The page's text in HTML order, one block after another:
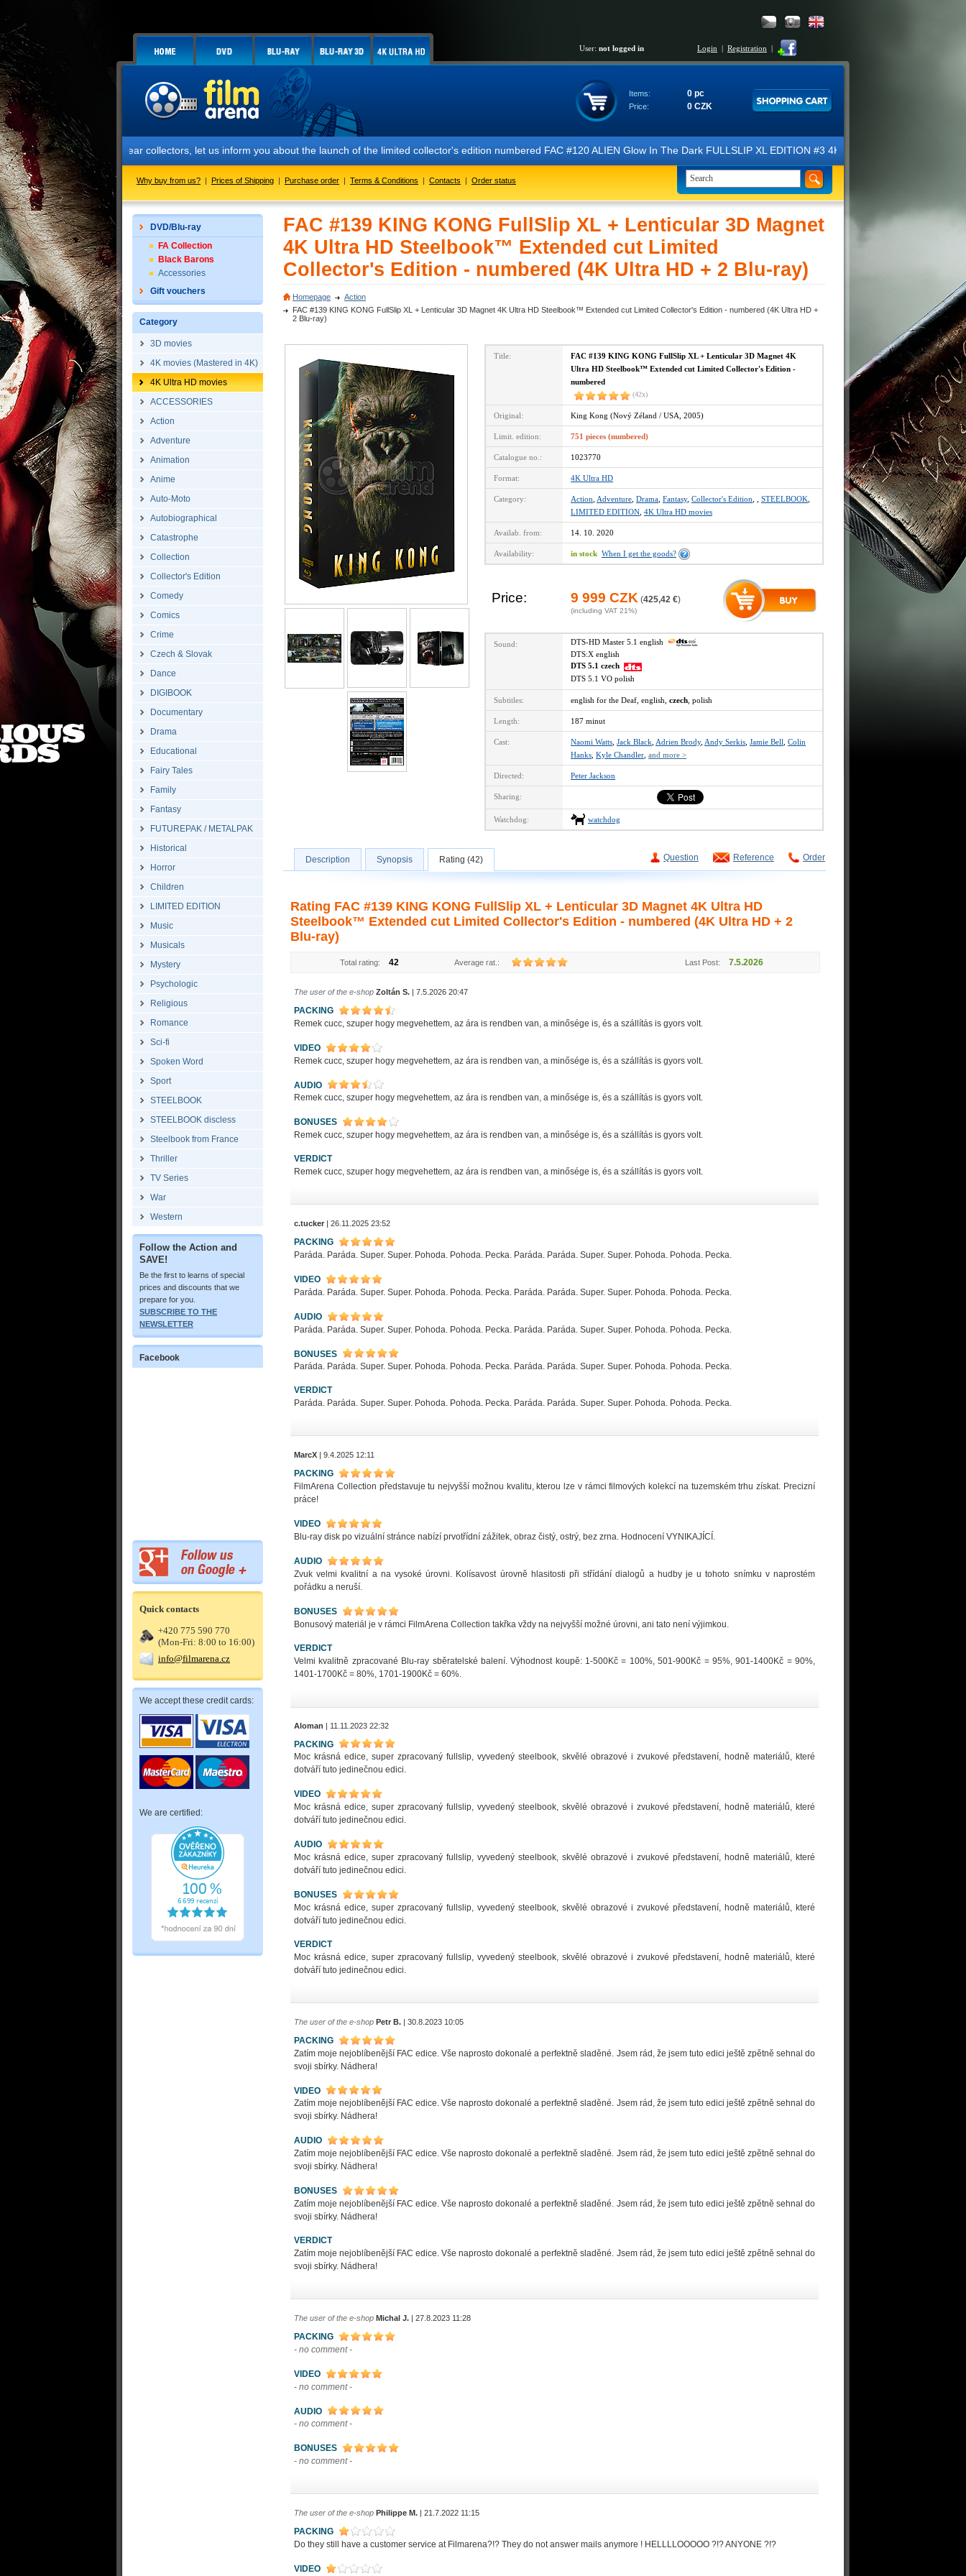
User: not logged in Login | Registration |
Items: 0 pc
Price: 0 CZK
Dear collectors, let us inform you about the launch of the limited collector's edition numbered FAC #120 ALIEN Glow In The Dark FULLSLIP XL EDITION #3 4K Ultra HD Steelbook™ (2 Blu-ray). We
Why buy from us? | Prices of Shipping | Purchase order | Terms & Conditions | Contacts | Order status
DVD/Blu-ray
FA Collection
Black Barons
Accessories
Gift vouchers
Category
3D movies
4K movies (Mastered in 4K)
4K Ultra HD movies
ACCESSORIES
Action
Adventure
Animation
Anime
Auto-Moto
Autobiographical
Catastrophe
Collection
Collector's Edition
Comedy
Comics
Crime
Czech & Slovak
Dance
DIGIBOOK
Documentary
Drama
Educational
Fairy Tales
Family
Fantasy
FUTUREPAK / METALPAK
Historical
Horror
Children
LIMITED EDITION
Music
Musicals
Mystery
Psychologic
Religious
Romance
Sci-fi
Spoken Word
Sport
STEELBOOK
STEELBOOK discless
Steelbook from France
Thriller
TV Series
War
Western
Follow the Action and
SAVE!
Be the first to learns of special
prices and discounts that we
prepare for you.
SUBSCRIBE TO THE
NEWSLETTER
Facebook
Quick contacts
+420 775 590 770
(Mon-Fri: 8:00 to 16:00)
info@filmarena.cz
We accept these credit cards:
We are certified:
FAC #139 KING KONG FullSlip XL + Lenticular 3D Magnet
4K Ultra HD Steelbook™ Extended cut Limited
Collector's Edition - numbered (4K Ultra HD + 2 Blu-ray)
Homepage
Action
FAC #139 KING KONG FullSlip XL + Lenticular 3D Magnet 4K Ultra HD Steelbook™ Extended cut Limited Collector's Edition - numbered (4K Ultra HD +
2 Blu-ray)
Title:
FAC #139 KING KONG FullSlip XL + Lenticular 3D Magnet 4K
Ultra HD Steelbook™ Extended cut Limited Collector's Edition -
numbered
(42x)
Original: King Kong (Nový Zéland / USA, 2005)
Limit. edition: 751 pieces (numbered)
Catalogue no.: 1023770
Format: 4K Ultra HD
Category: Action Adventure Drama Fantasy, Collector's Edition STEELBOOK
LIMITED EDITION 4K Ultra HD movies
Availab. from: 14. 10. 2020
Availability: in stock When I get the goods?
Price: 9 999 CZK (425,42 €)
(including VAT 21%)
Sound:
DTS-HD Master 5.1 english
DTS:X english
DTS 5.1 czech
DTS 5.1 VO polish
Subtitles: english for the Deaf, english, czech , polish
Length: 187 minut
Cast: Naomi Watts Jack Black Adrien Brody, Andy Serkis Jamie Bell Colin
Hanks Kyle Chandler and more >
Directed: Peter Jackson
Sharing:
Watchdog: watchdog
Question Reference Order
Description Synopsis Rating (42)
Rating FAC #139 KING KONG FullSlip XL + Lenticular 3D Magnet 4K Ultra HD
Steelbook™ Extended cut Limited Collector's Edition - numbered (4K Ultra HD + 2
Blu-ray)
Total rating: 42 Average rat.: Last Post: 7.5.2026
The user of the e-shop Zoltán S. | 7.5.2026 20:47
PACKING
Remek cucc, szuper hogy megvehettem, az ára is rendben van, a minősége is, és a szállítás is gyors volt.
VIDEO
Remek cucc, szuper hogy megvehettem, az ára is rendben van, a minősége is, és a szállítás is gyors volt.
AUDIO
Remek cucc, szuper hogy megvehettem, az ára is rendben van, a minősége is, és a szállítás is gyors volt.
BONUSES
Remek cucc, szuper hogy megvehettem, az ára is rendben van, a minősége is, és a szállítás is gyors volt.
VERDICT
Remek cucc, szuper hogy megvehettem, az ára is rendben van, a minősége is, és a szállítás is gyors volt.
c.tucker | 26.11.2025 23:52
PACKING
Paráda. Paráda. Super. Super. Pohoda. Pohoda. Pecka. Paráda. Paráda. Super. Super. Pohoda. Pohoda. Pecka.
VIDEO
Paráda. Paráda. Super. Super. Pohoda. Pohoda. Pecka. Paráda. Paráda. Super. Super. Pohoda. Pohoda. Pecka.
AUDIO
Paráda. Paráda. Super. Super. Pohoda. Pohoda. Pecka. Paráda. Paráda. Super. Super. Pohoda. Pohoda. Pecka.
BONUSES
Paráda. Paráda. Super. Super. Pohoda. Pohoda. Pecka. Paráda. Paráda. Super. Super. Pohoda. Pohoda. Pecka.
VERDICT
Paráda. Paráda. Super. Super. Pohoda. Pohoda. Pecka. Paráda. Paráda. Super. Super. Pohoda. Pohoda. Pecka.
MarcX | 9.4.2025 12:11
PACKING
FilmArena Collection představuje tu nejvyšší možnou kvalitu, kterou lze v rámci filmových kolekcí na tuzemském trhu získat. Precizní
práce!
VIDEO
Blu-ray disk po vizuální stránce nabízí prvotřídní zážitek, obraz čistý, ostrý, bez zrna. Hodnocení VYNIKAJÍCÍ.
AUDIO
Zvuk velmi kvalitní a na vysoké úrovni. Kolísavost úrovně hlasitosti při střídání dialogů a hudby je u tohoto snímku v naprostém
pořádku a neruší.
BONUSES
Bonusový materiál je v rámci FilmArena Collection takřka vždy na nejvyšší možné úrovni, ani tato není výjimkou.
VERDICT
Velmi kvalitně zpracované Blu-ray sběratelské balení. Výhodnost koupě: 1-500Kč = 100%, 501-900Kč = 95%, 901-1400Kč = 90%,
1401-1700Kč = 80%, 1701-1900Kč = 60%.
Aloman | 11.11.2023 22:32
PACKING
Moc krásná edice, super zpracovaný fullslip, vyvedený steelbook, skvělé obrazové i zvukové představení, hodně materiálů, které
dotváří tuto jedinečnou edici.
VIDEO
Moc krásná edice, super zpracovaný fullslip, vyvedený steelbook, skvělé obrazové i zvukové představení, hodně materiálů, které
dotváří tuto jedinečnou edici.
AUDIO
Moc krásná edice, super zpracovaný fullslip, vyvedený steelbook, skvělé obrazové i zvukové představení, hodně materiálů, které
dotváří tuto jedinečnou edici.
BONUSES
Moc krásná edice, super zpracovaný fullslip, vyvedený steelbook, skvělé obrazové i zvukové představení, hodně materiálů, které
dotváří tuto jedinečnou edici.
VERDICT
Moc krásná edice, super zpracovaný fullslip, vyvedený steelbook, skvělé obrazové i zvukové představení, hodně materiálů, které
dotváří tuto jedinečnou edici.
The user of the e-shop Petr B. | 30.8.2023 10:05
PACKING
Zatím moje nejoblíbenější FAC edice. Vše naprosto dokonalé a perfektně sladěné. Jsem rád, že jsem tuto edici ještě zpětně sehnal do
svoji sbírky. Nádhera!
VIDEO
Zatím moje nejoblíbenější FAC edice. Vše naprosto dokonalé a perfektně sladěné. Jsem rád, že jsem tuto edici ještě zpětně sehnal do
svoji sbírky. Nádhera!
AUDIO
Zatím moje nejoblíbenější FAC edice. Vše naprosto dokonalé a perfektně sladěné. Jsem rád, že jsem tuto edici ještě zpětně sehnal do
svoji sbírky. Nádhera!
BONUSES
Zatím moje nejoblíbenější FAC edice. Vše naprosto dokonalé a perfektně sladěné. Jsem rád, že jsem tuto edici ještě zpětně sehnal do
svoji sbírky. Nádhera!
VERDICT
Zatím moje nejoblíbenější FAC edice. Vše naprosto dokonalé a perfektně sladěné. Jsem rád, že jsem tuto edici ještě zpětně sehnal do
svoji sbírky. Nádhera!
The user of the e-shop Michal J. | 27.8.2023 11:28
PACKING
- no comment -
VIDEO
- no comment -
AUDIO
- no comment -
BONUSES
- no comment -
The user of the e-shop Philippe M. | 21.7.2022 11:15
PACKING
Do they still have a customer service at Filmarena?!? They do not answer mails anymore ! HELLLLOOOOO ?!? ANYONE ?!?
VIDEO